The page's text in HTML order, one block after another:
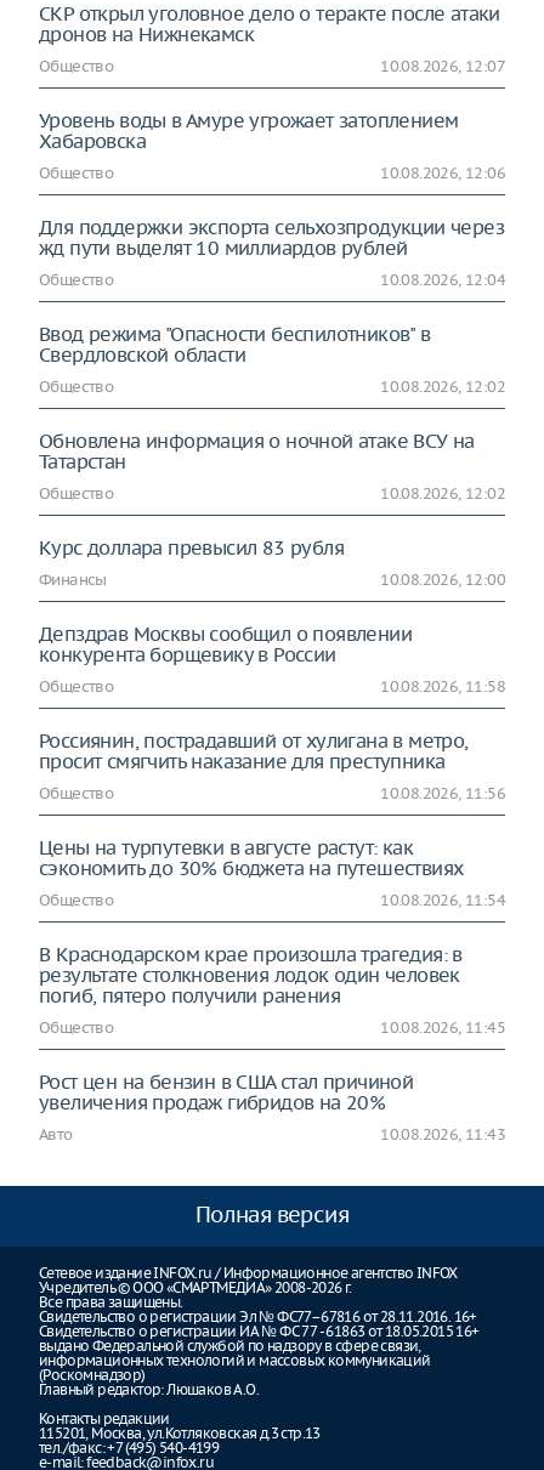
СКР открыл уголовное дело о теракте после атаки
дронов на Нижнекамск
Общество 10.08.2026, 12:07
Уровень воды в Амуре угрожает затоплением
Хабаровска
Общество 10.08.2026, 12:06
Для поддержки экспорта сельхозпродукции через
жд пути выделят 10 миллиардов рублей
Общество 10.08.2026, 12:04
Ввод режима "Опасности беспилотников" в
Свердловской области
Общество 10.08.2026, 12:02
Обновлена информация о ночной атаке ВСУ на
Татарстан
Общество 10.08.2026, 12:02
Курс доллара превысил 83 рубля
Финансы 10.08.2026, 12:00
Депздрав Москвы сообщил о появлении
конкурента борщевику в России
Общество 10.08.2026, 11:58
Россиянин, пострадавший от хулигана в метро,
просит смягчить наказание для преступника
Общество 10.08.2026, 11:56
Цены на турпутевки в августе растут: как
сэкономить до 30% бюджета на путешествиях
Общество 10.08.2026, 11:54
В Краснодарском крае произошла трагедия: в
результате столкновения лодок один человек
погиб, пятеро получили ранения
Общество 10.08.2026, 11:45
Рост цен на бензин в США стал причиной
увеличения продаж гибридов на 20%
Авто 10.08.2026, 11:43
Полная версия
Сетевое издание INFOX.ru / Информационное агентство INFOX
Учредитель © ООО «СМАРТМЕДИА» 2008-2026 г.
Все права защищены.
Свидетельство о регистрации Эл № ФС77–67816 от 28.11.2016. 16+
Свидетельство о регистрации ИА № ФС 77 - 61863 от 18.05.2015 16+
выдано Федеральной службой по надзору в сфере связи,
информационных технологий и массовых коммуникаций
(Роскомнадзор)
Главный редактор: Люшаков А.О.
Контакты редакции
115201, Москва, ул.Котляковская д.3 стр.13
тел./факс: +7 (495) 540-4199
e-mail:feedback@infox.ru